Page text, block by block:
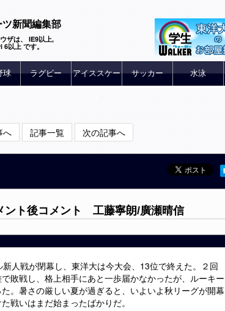
新聞編集部
ザは、 IE9以上,
以上 です。
球 ラグビー アイススケー サッカー 水泳
へ 記事一覧 次の記事へ
ント後コメント 工藤寧朗/廣瀬晴信
人戦が閉幕し、東洋大は今大会、13位で終えた。２回
敗戦し、格上相手にあと一歩届かなかったが、ルーキー
。暑さの厳しい夏が過ぎると、いよいよ秋リーグが開幕
戦いはまだ始まったばかりだ。